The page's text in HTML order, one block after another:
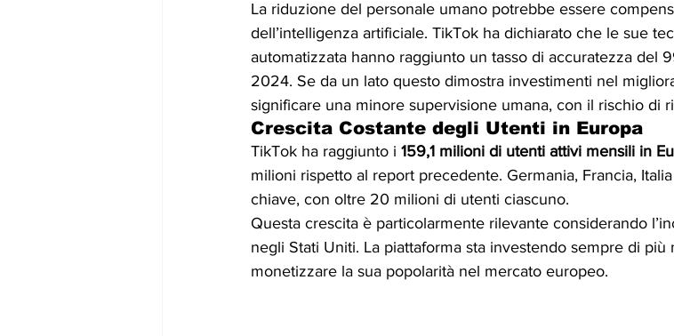
La riduzione del personale umano potrebbe essere
dell’intelligenza artificiale. TikTok ha dichiarato che le sue
automatizzata hanno raggiunto un tasso di accuratezza del
2024. Se da un lato questo dimostra investimenti nel
significare una minore supervisione umana, con il rischio di
Crescita Costante degli Utenti in Europa
TikTok ha raggiunto i 159,1 milioni di utenti attivi mensili in
milioni rispetto al report precedente. Germania, Francia,
chiave, con oltre 20 milioni di utenti ciascuno.
Questa crescita è particolarmente rilevante considerando
negli Stati Uniti. La piattaforma sta investendo sempre di
monetizzare la sua popolarità nel mercato europeo.